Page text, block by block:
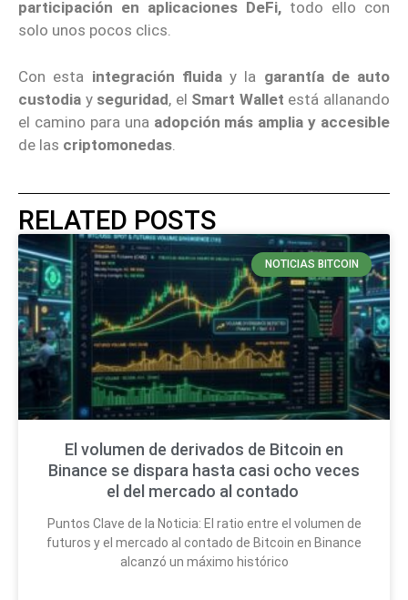
participación en aplicaciones DeFi, todo ello con
solo unos pocos clics.
Con esta integración fluiday la garantía de auto
custodia y seguridad, el Smart Wallet está allanando
el camino para una adopción más amplia y accesible
de las criptomonedas
RELATED POSTS
NOTICIAS BITCOIN
El volumen de derivados de Bitcoin en
Binance se dispara hasta casi ocho veces
el del mercado al contado
Puntos Clave de la Noticia: El ratio entre el volumen de
futuros y el mercado al contado de Bitcoin en Binance
alcanzó un máximo histórico